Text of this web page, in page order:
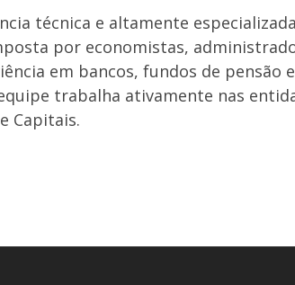
técnica e altamente
por economistas,
em bancos, fundos de pensão e
trabalha ativamente nas
Capitais.